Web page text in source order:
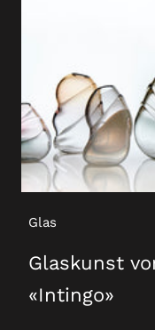
Glas
Glaskunst
«Intingo»